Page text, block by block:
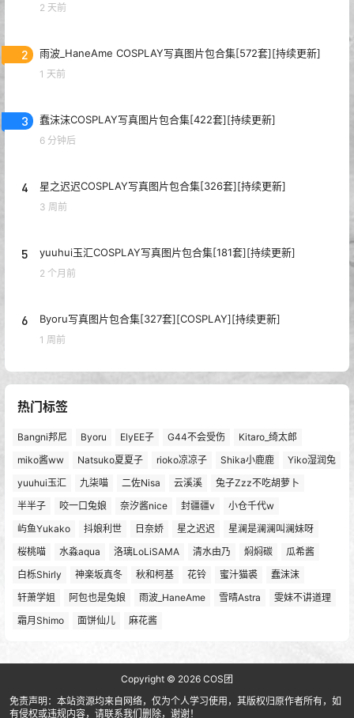
2 天前
2 雨波_HaneAme COSPLAY写真图片包合集[572套][持续更新]
1 天前
3 蠢沫沫COSPLAY写真图片包合集[422套][持续更新]
6 分钟后
4 星之迟迟COSPLAY写真图片包合集[326套][持续更新]
3 周前
5 yuuhui玉汇COSPLAY写真图片包合集[181套][持续更新]
2 个月前
6 Byoru写真图片包合集[327套][COSPLAY][持续更新]
1 周前
热门标签
Bangni邦尼 Byoru ElyEE子 G44不会受伤
Kitaro_绮太郎
miko酱ww
Natsuko夏夏子 rioko凉凉子 Shika小鹿鹿
Yiko湿润兔
yuuhui玉汇
九柒喵 二佐Nisa 云溪溪
兔子Zzz不吃胡萝卜
半半子
咬一口兔娘 奈汐酱nice 封疆疆v
小仓千代w
屿鱼Yukako
抖娘利世 日奈娇 星之迟迟
星澜是澜澜叫澜妹呀
桜桃喵
水淼aqua 洛璃LoLiSAMA 清水由乃 焖焖碳
瓜希酱
白栎Shirly
神楽坂真冬 秋和柯基 花铃 蜜汁猫裘
蠢沫沫
轩萧学姐
阿包也是兔娘 雨波_HaneAme 雪晴Astra
雯妹不讲道理
霜月Shimo
面饼仙儿 麻花酱
Copyright © 2026 COS团
免责声明：本站资源均来自网络，仅为个人学习使用，其版权归原作者所有，如
有侵权或违规内容，请联系我们删除，谢谢！